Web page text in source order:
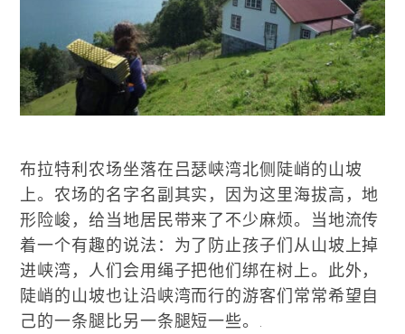
布拉特利农场坐落在吕瑟峡湾北侧陡峭的山坡
上。农场的名字名副其实，因为这里海拔高，地
形险峻，给当地居民带来了不少麻烦。当地流传
着一个有趣的说法：为了防止孩子们从山坡上掉
进峡湾，人们会用绳子把他们绑在树上。此外，
陡峭的山坡也让沿峡湾而行的游客们常常希望自
己的一条腿比另一条腿短一些。.